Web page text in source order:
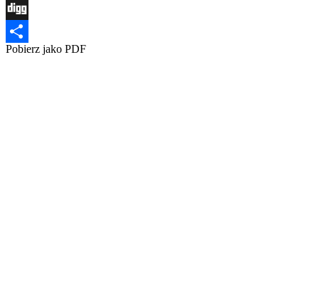
LinkedIn
Digg
Share
Pobierz jako PDF